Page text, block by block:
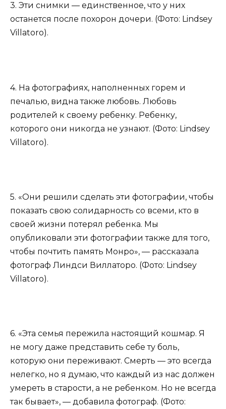
3. Эти снимки — единственное, что у них
останется после похорон дочери. (Фото: Lindsey
Villatoro).
4. На фотографиях, наполненных горем и
печалью, видна также любовь. Любовь
родителей к своему ребенку. Ребенку,
которого они никогда не узнают. (Фото: Lindsey
Villatoro).
5. «Они решили сделать эти фотографии, чтобы
показать свою солидарность со всеми, кто в
своей жизни потерял ребенка. Мы
опубликовали эти фотографии также для того,
чтобы почтить память Монро», — рассказала
фотограф Линдси Виллаторо. (Фото: Lindsey
Villatoro).
6. «Эта семья пережила настоящий кошмар. Я
не могу даже представить себе ту боль,
которую они переживают. Смерть — это всегда
нелегко, но я думаю, что каждый из нас должен
умереть в старости, а не ребенком. Но не всегда
так бывает», — добавила фотограф. (Фото: